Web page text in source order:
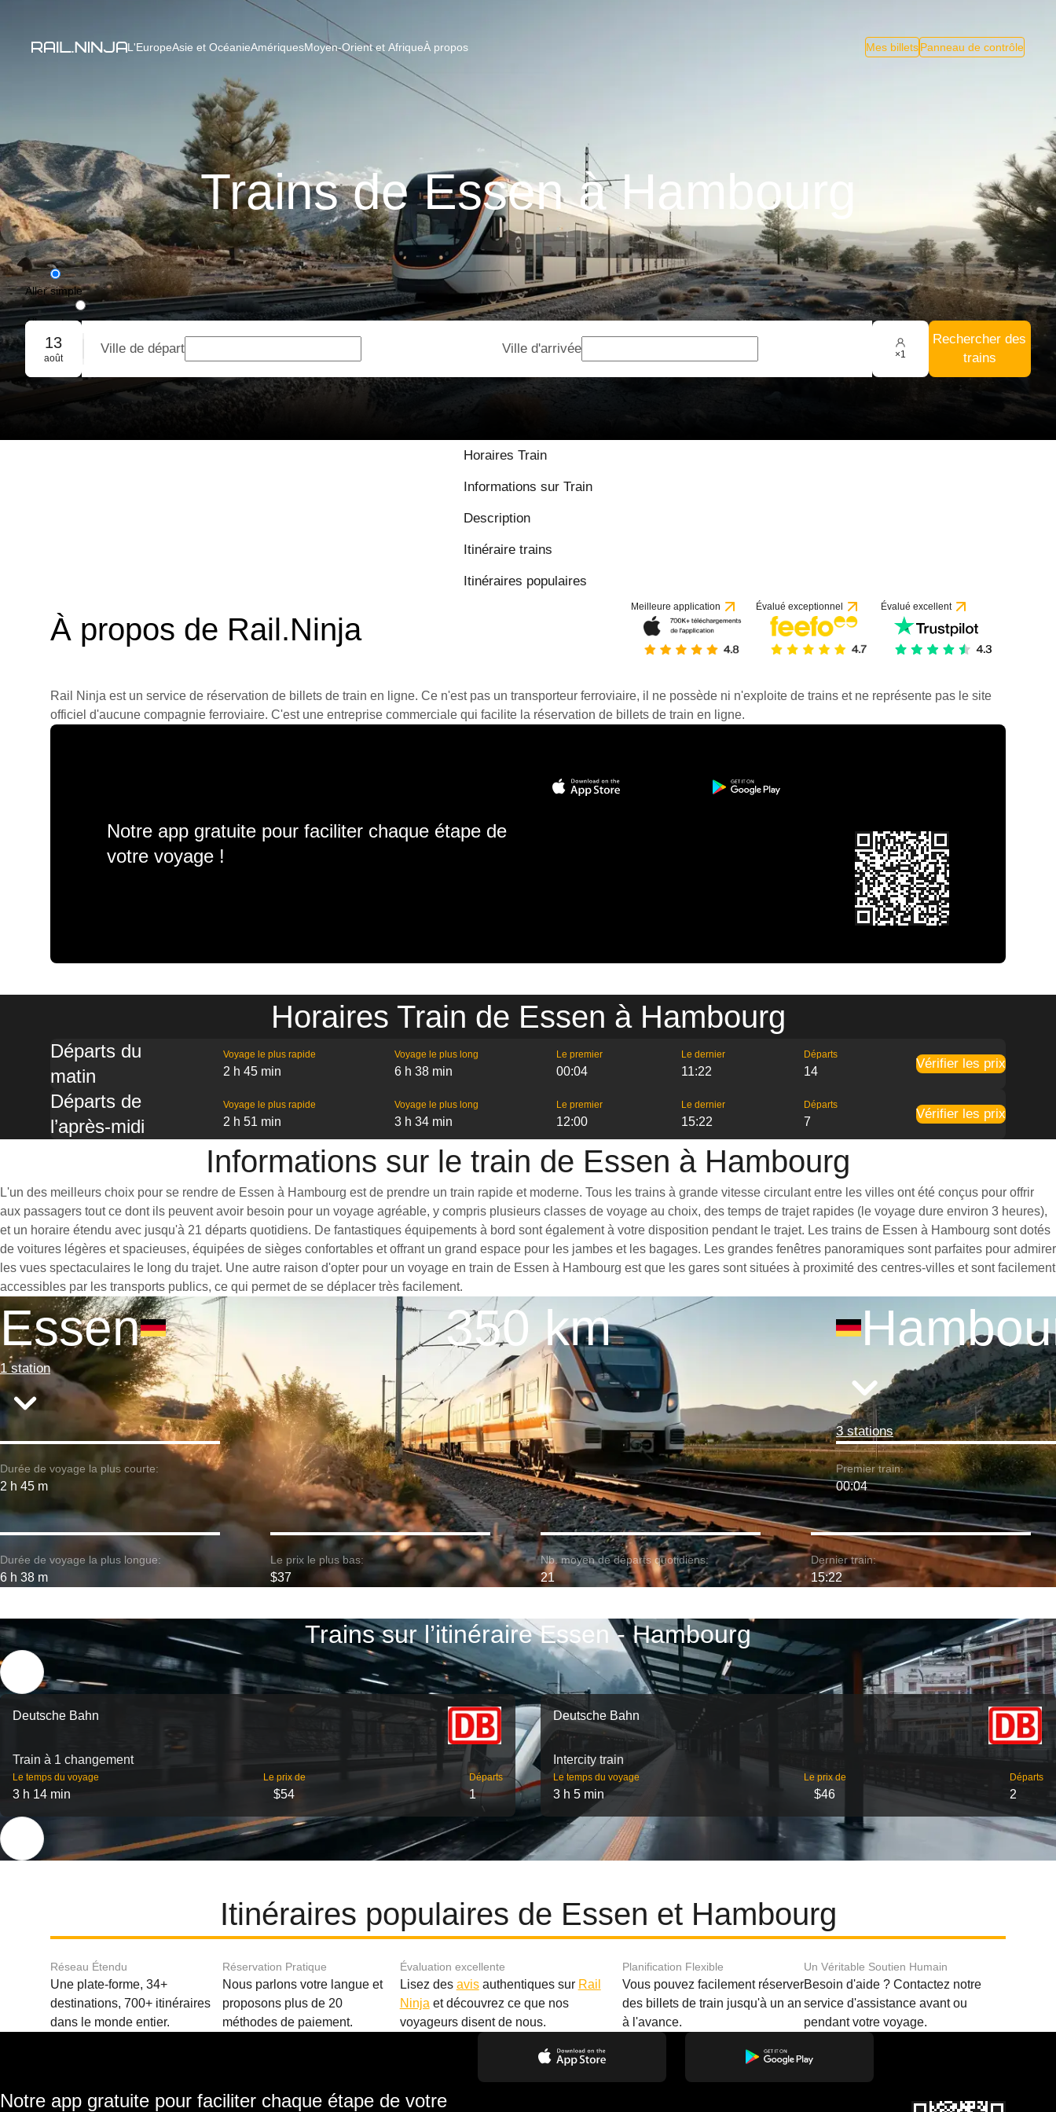
L'EuropeAsie et OcéanieAmériquesMoyen-Orient et AfriqueÀ propos Mes billetsPanneau de contrôle
Trains de Essen à Hambourg
Aller simple
Aller-retour
Réservation de groupe
13
août
Ville de départ Ville d'arrivée ×1
Rechercher des
trains
Horaires Train
Informations sur Train
Description
Itinéraire trains
Itinéraires populaires
À propos de Rail.Ninja
Meilleure application Évalué exceptionnel Évalué excellent
Rail Ninja est un service de réservation de billets de train en ligne. Ce n'est pas un transporteur ferroviaire, il ne possède ni n'exploite de trains et ne représente pas le site
officiel d'aucune compagnie ferroviaire. C'est une entreprise commerciale qui facilite la réservation de billets de train en ligne.
Notre app gratuite pour faciliter chaque étape de
votre voyage !
Horaires Train de Essen à Hambourg
Départs du
matin
Voyage le plus rapide
2 h 45 min
Voyage le plus long
6 h 38 min
Le premier
00:04
Le dernier
11:22
Départs
14
Vérifier les prix
Départs de
l’après-midi
Voyage le plus rapide
2 h 51 min
Voyage le plus long
3 h 34 min
Le premier
12:00
Le dernier
15:22
Départs
7
Vérifier les prix
Informations sur le train de Essen à Hambourg
L'un des meilleurs choix pour se rendre de Essen à Hambourg est de prendre un train rapide et moderne. Tous les trains à grande vitesse circulant entre les villes ont été conçus pour offrir
aux passagers tout ce dont ils peuvent avoir besoin pour un voyage agréable, y compris plusieurs classes de voyage au choix, des temps de trajet rapides (le voyage dure environ 3 heures),
et un horaire étendu avec jusqu'à 21 départs quotidiens. De fantastiques équipements à bord sont également à votre disposition pendant le trajet. Les trains de Essen à Hambourg sont dotés
de voitures légères et spacieuses, équipées de sièges confortables et offrant un grand espace pour les jambes et les bagages. Les grandes fenêtres panoramiques sont parfaites pour admirer
les vues spectaculaires le long du trajet. Une autre raison d'opter pour un voyage en train de Essen à Hambourg est que les gares sont situées à proximité des centres-villes et sont facilement
accessibles par les transports publics, ce qui permet de se déplacer très facilement.
Essen
1 station
350 km
3 stations
Durée de voyage la plus courte:
2 h 45 m
Premier train:
00:04
Durée de voyage la plus longue:
6 h 38 m
Le prix le plus bas:
$37
Nb. moyen de départs quotidiens:
21
Dernier train:
15:22
Trains sur l’itinéraire Essen - Hambourg
Deutsche Bahn
Train à 1 changement
Le temps du voyage
3 h 14 min
Le prix de
$54
Départs
1
Deutsche Bahn
Intercity train
Le temps du voyage
3 h 5 min
Le prix de
$46
Départs
2
Itinéraires populaires de Essen et Hambourg
9 / 10 basé sur 1 avis
Réseau Étendu
Une plate-forme, 34+
destinations, 700+ itinéraires
dans le monde entier.
Réservation Pratique
Nous parlons votre langue et
proposons plus de 20
méthodes de paiement.
Évaluation excellente
Lisez des avisauthentiques sur Rail
Ninja et découvrez ce que nos
voyageurs disent de nous.
Planification Flexible
Vous pouvez facilement réserver
des billets de train jusqu'à un an
à l'avance.
Un Véritable Soutien Humain
Besoin d'aide ? Contactez notre
service d'assistance avant ou
pendant votre voyage.
Notre app gratuite pour faciliter chaque étape de votre